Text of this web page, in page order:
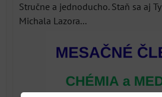
Stručne a jednoducho. Staň sa aj
Michala Lazora...